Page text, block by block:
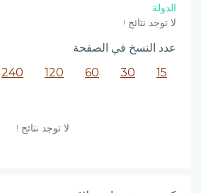
الدولة
لا توجد نتائج !
عدد النسخ في الصفحة
15
30
60
120
240
لا توجد نتائج !